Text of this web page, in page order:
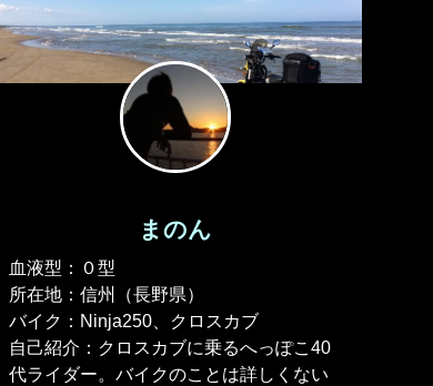
まのん
血液型：０型
所在地：信州（長野県）
バイク：Ninja250、クロスカブ
自己紹介：クロスカブに乗るへっぽこ40
代ライダー。バイクのことは詳しくない